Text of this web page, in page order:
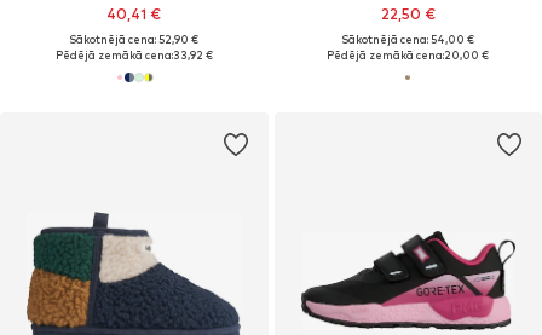
40,41 €
Sākotnējā cena: 52,90 €
Pēdējā zemākā cena:33,92 €
22,50 €
Sākotnējā cena: 54,00 €
Pēdējā zemākā cena:20,00 €